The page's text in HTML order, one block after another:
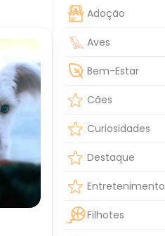
Adoção
Aves
Bem-Estar
Cães
Curiosidades
Destaque
Entretenimento
Filhotes